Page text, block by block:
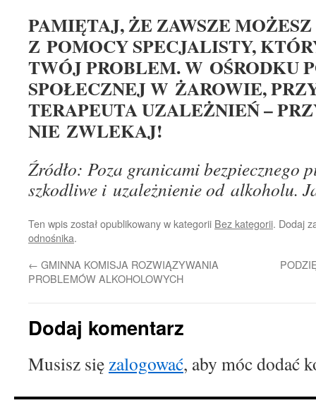
PAMIĘTAJ, ŻE ZAWSZE
Z POMOCY SPECJALISTY,
TWÓJ PROBLEM. W OŚRODKU
SPOŁECZNEJ W ŻAROWIE,
TERAPEUTA UZALEŻNIEŃ –
NIE ZWLEKAJ!
Źródło: Poza granicami bezpiecznego
szkodliwe i uzależnienie od alkoholu.
Ten wpis został opublikowany w kategorii Bez kategorii. Dodaj
odnośnika.
← GMINNA KOMISJA ROZWIĄZYWANIA
PROBLEMÓW ALKOHOLOWYCH
Dodaj komentarz
Musisz sięzalogować, aby móc dodać